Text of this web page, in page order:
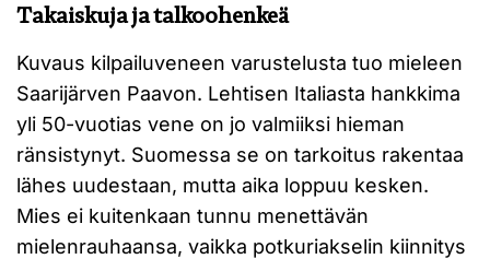
Takaiskuja ja talkoohenkeä
Kuvaus kilpailuveneen varustelusta tuo mieleen
Saarijärven Paavon. Lehtisen Italiasta hankkima
yli 50-vuotias vene on jo valmiiksi hieman
ränsistynyt. Suomessa se on tarkoitus rakentaa
lähes uudestaan, mutta aika loppuu kesken.
Mies ei kuitenkaan tunnu menettävän
mielenrauhaansa, vaikka potkuriakselin kiinnitys